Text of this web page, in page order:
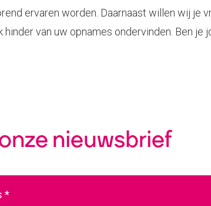
ervaren worden. Daarnaast willen wij je
van uw opnames ondervinden. Ben je
nieuwsbrief